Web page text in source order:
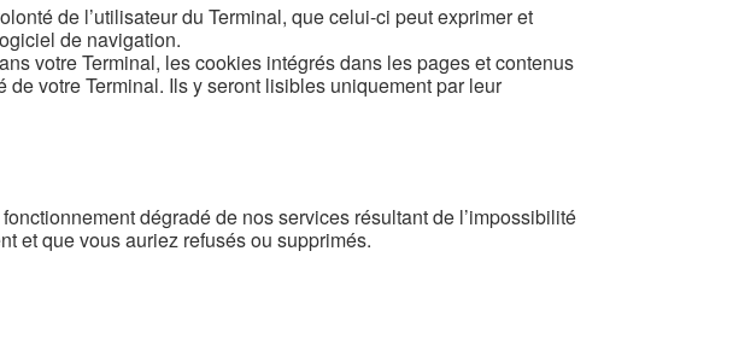
de l’utilisateur du Terminal, que celui-ci peut exprimer et
de navigation.
votre Terminal, les cookies intégrés dans les pages et contenus
votre Terminal. Ils y seront lisibles uniquement par leur
dégradé de nos services résultant de l’impossibilité
et que vous auriez refusés ou supprimés.